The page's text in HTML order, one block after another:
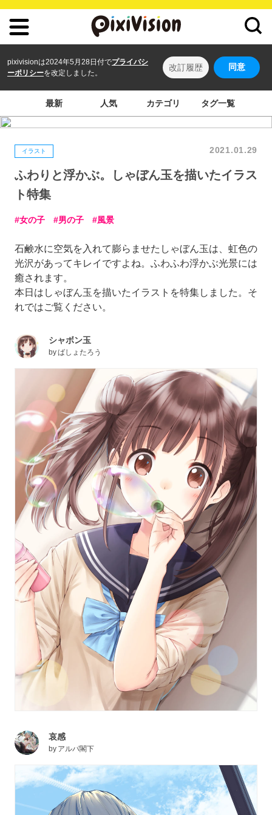
pixivisionは2024年5月28日付でプライバシ
ーポリシーを改定しました。
改訂履歴 同意
最新 人気 カテゴリ タグ一覧
イラスト 2021.01.29
ふわりと浮かぶ。しゃぼん玉を描いたイラス
ト特集
女の子 男の子 風景
石鹸水に空気を入れて膨らませたしゃぼん玉は、虹色の
光沢があってキレイですよね。ふわふわ浮かぶ光景には
癒されます。
本日はしゃぼん玉を描いたイラストを特集しました。そ
れではご覧ください。
シャボン玉
byばしょたろう
哀感
by アルパ閣下